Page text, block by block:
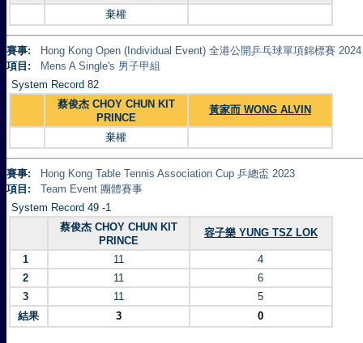
棄權
賽事:
Hong Kong Open (Individual Event) 全港公開乒乓球單項錦標賽 2024
項目:
Mens A Single's 男子甲組
System Record 82
蔡俊杰 CHOY CHUN KIT
PRINCE
黃家而 WONG ALVIN
棄權
賽事:
Hong Kong Table Tennis Association Cup 乒總盃 2023
項目:
Team Event 團體賽事
System Record 49 -1
蔡俊杰 CHOY CHUN KIT
PRINCE
容子樂 YUNG TSZ LOK
1 11
4
2
11
6
3
11
5
結果
3 0